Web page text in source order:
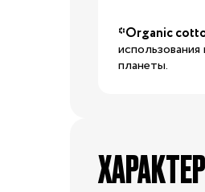
29/
*Organic
планеты.